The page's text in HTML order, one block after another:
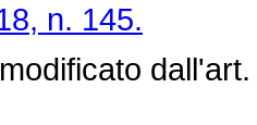
n. 145.